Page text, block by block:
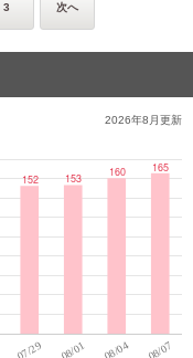
3 次へ
2026年8月更新